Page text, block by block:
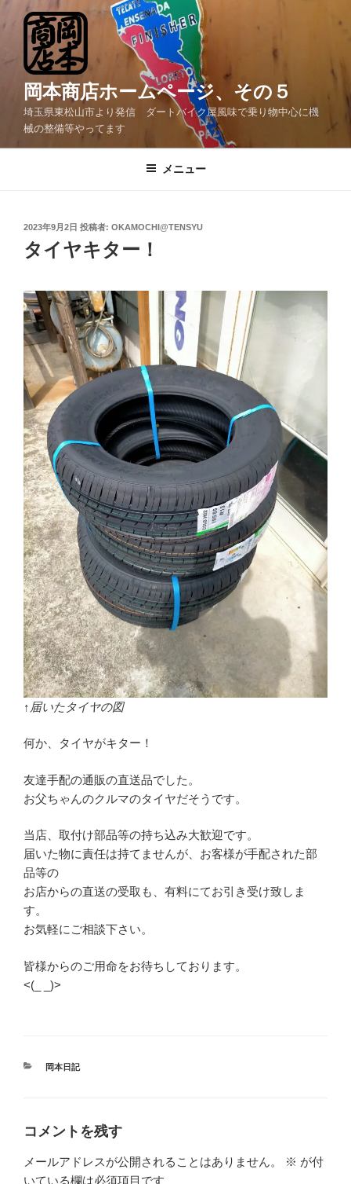
コ
ン
岡本商店ホームページ、その５
埼玉県東松山市より発信 ダートバイク屋風味で乗り物中心に機
械の整備等やってます
メニュー
投
稿
日:
2023年9月2日 投稿者: OKAMOCHI@TENSYU
タイヤキター！
↑届いたタイヤの図
何か、タイヤがキター！
友達手配の通販の直送品でした。
お父ちゃんのクルマのタイヤだそうです。
当店、取付け部品等の持ち込み大歓迎です。
届いた物に責任は持てませんが、お客様が手配された部
品等の
お店からの直送の受取も、有料にてお引き受け致しま
す。
お気軽にご相談下さい。
皆様からのご用命をお待ちしております。
<(_ _)>
カ
岡本日記
コメントを残す
メールアドレスが公開されることはありません。 ※ が付
いている欄は必須項目です